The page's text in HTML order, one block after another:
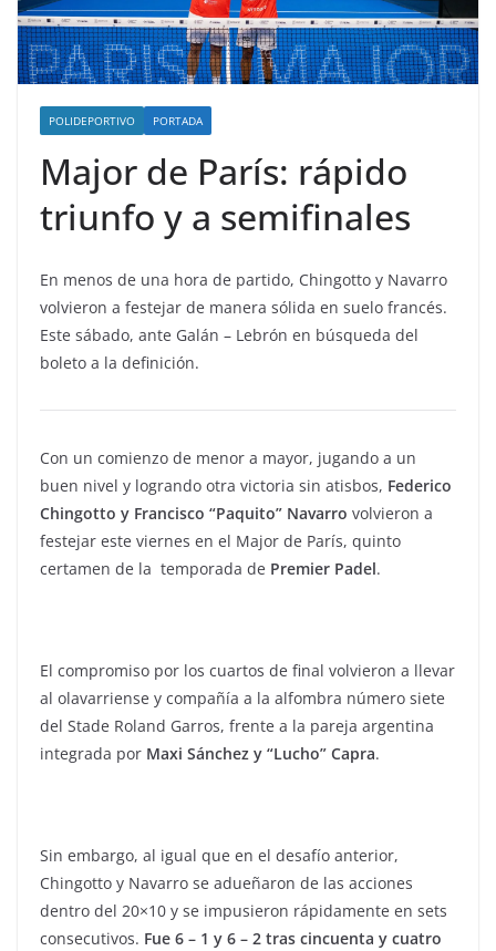
POLIDEPORTIVO PORTADA
Major de París: rápido
triunfo y a semifinales
En menos de una hora de partido, Chingotto y Navarro
volvieron a festejar de manera sólida en suelo francés.
Este sábado, ante Galán – Lebrón en búsqueda del
boleto a la definición.
Con un comienzo de menor a mayor, jugando a un
buen nivel y logrando otra victoria sin atisbos, Federico
Chingotto y Francisco “Paquito” Navarro volvieron a
festejar este viernes en el Major de París, quinto
certamen de la temporada de Premier Padel.
El compromiso por los cuartos de final volvieron a llevar
al olavarriense y compañía a la alfombra número siete
del Stade Roland Garros, frente a la pareja argentina
integrada por Maxi Sánchez y “Lucho” Capra.
Sin embargo, al igual que en el desafío anterior,
Chingotto y Navarro se adueñaron de las acciones
dentro del 20×10 y se impusieron rápidamente en sets
consecutivos. Fue 6 – 1 y 6 – 2 tras cincuenta y cuatro